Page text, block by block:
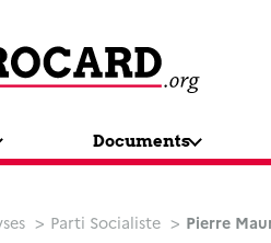
MichelRocard.org
Documents
Parti Socialiste Pierre